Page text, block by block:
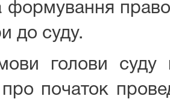
формування
до суду.
голови суду
початок